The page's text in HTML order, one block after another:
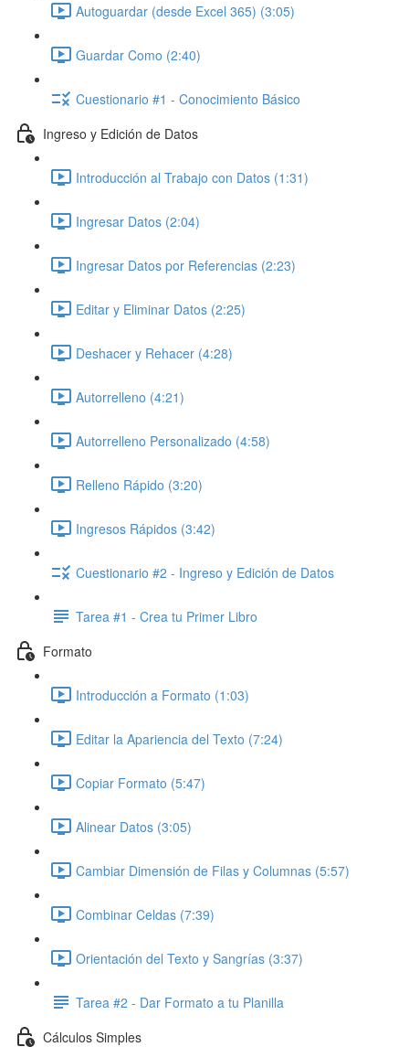
Autoguardar (desde Excel 365) (3:05)
Guardar Como (2:40)
Cuestionario #1 - Conocimiento Básico
Ingreso y Edición de Datos
Introducción al Trabajo con Datos (1:31)
Ingresar Datos (2:04)
Ingresar Datos por Referencias (2:23)
Editar y Eliminar Datos (2:25)
Deshacer y Rehacer (4:28)
Autorrelleno (4:21)
Autorrelleno Personalizado (4:58)
Relleno Rápido (3:20)
Ingresos Rápidos (3:42)
Cuestionario #2 - Ingreso y Edición de Datos
Tarea #1 - Crea tu Primer Libro
Formato
Introducción a Formato (1:03)
Editar la Apariencia del Texto (7:24)
Copiar Formato (5:47)
Alinear Datos (3:05)
Cambiar Dimensión de Filas y Columnas (5:57)
Combinar Celdas (7:39)
Orientación del Texto y Sangrías (3:37)
Tarea #2 - Dar Formato a tu Planilla
Cálculos Simples